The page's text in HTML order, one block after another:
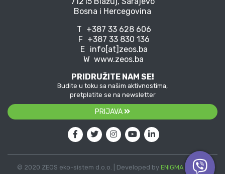
Bosna i Hercegovina
T +387 33 628 606
F +387 33 830 136
E info[at]zeos.ba
W www.zeos.ba
PRIDRUŽITE NAM SE!
Budite u toku sa našim aktivnostima,
pretplatite se na newsletter
PRIJAVA
© 2020 ZEOS eko-sistem d.o.o. | Developed by ENIGMA | Vector